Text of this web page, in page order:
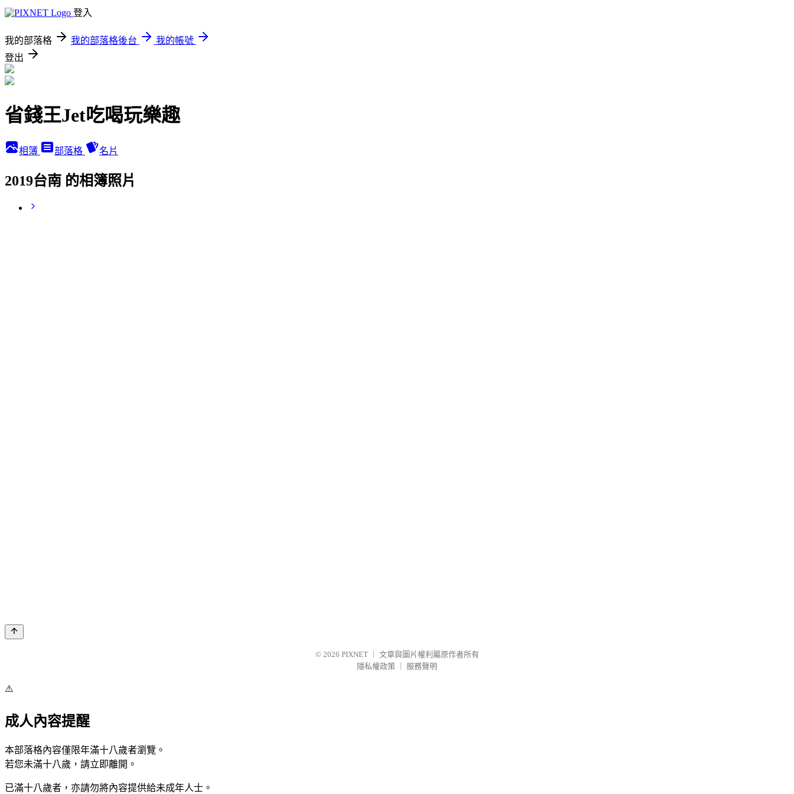
登入
我的部落格 我的部落格後台
我的帳號
登出
省錢王Jet吃喝玩樂趣
相簿 部落格 名片
2019台南 的相簿照片
© 2026 PIXNET
文章與圖片權利屬原作者所有
隱私權政策
服務聲明
⚠️
成人內容提醒
本部落格內容僅限年滿十八歲者瀏覽。
若您未滿十八歲，請立即離開。
已滿十八歲者，亦請勿將內容提供給未成年人士。